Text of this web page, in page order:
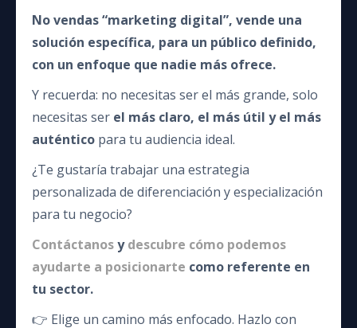
No vendas “marketing digital”, vende una
solución específica, para un público definido,
con un enfoque que nadie más ofrece.
Y recuerda: no necesitas ser el más grande, solo
necesitas ser el más claro, el más útil y el más
auténtico para tu audiencia ideal.
¿Te gustaría trabajar una estrategia
personalizada de diferenciación y especialización
para tu negocio?
Contáctanosydescubre cómo podemos
ayudarte a posicionarte como referente en
tu sector.
👉 Elige un camino más enfocado. Hazlo con